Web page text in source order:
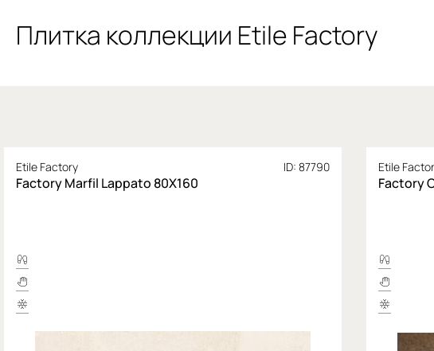
Плитка коллекции Etile Factory
Etile Factory ID: 87790
Factory Marfil Lappato 80X160
Etile
Factory